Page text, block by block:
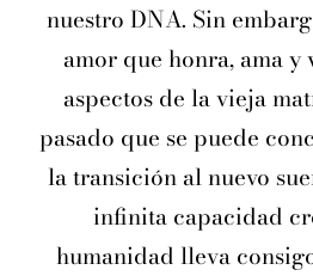
nuestro DNA. Sin
amor que honra, ama
aspectos de la vieja
pasado que se puede
la transición al nuevo
infinita capacidad
humanidad lleva